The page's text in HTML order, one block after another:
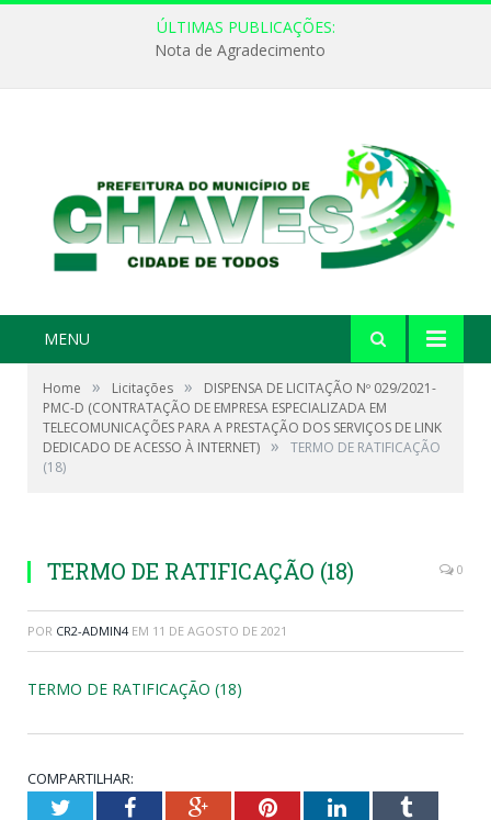
ÚLTIMAS PUBLICAÇÕES:
Nota de Agradecimento
MENU
Home » Licitações »
DISPENSA DE LICITAÇÃO Nº 029/2021-
PMC-D (CONTRATAÇÃO DE EMPRESA ESPECIALIZADA EM
TELECOMUNICAÇÕES PARA A PRESTAÇÃO DOS SERVIÇOS DE LINK
DEDICADO DE ACESSO À INTERNET) »
TERMO DE RATIFICAÇÃO
(18)
TERMO DE RATIFICAÇÃO (18) 0
POR CR2-ADMIN4 EM 11 DE AGOSTO DE 2021
TERMO DE RATIFICAÇÃO (18)
COMPARTILHAR:
TwitterFacebookGoogle+PinterestLinkedInTumblr